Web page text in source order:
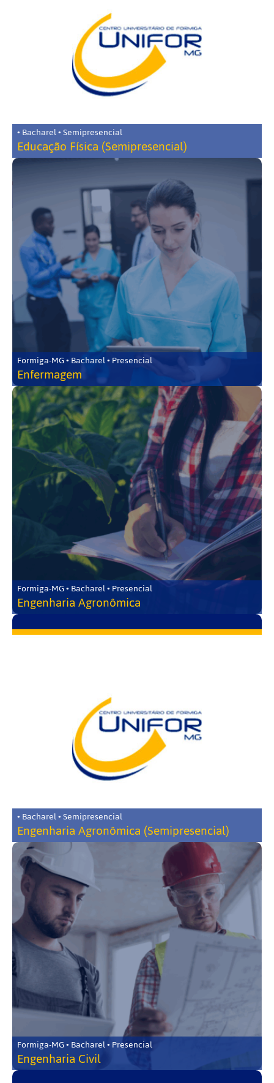
• Bacharel • Semipresencial
Educação Física (Semipresencial)
Formiga-MG • Bacharel • Presencial
Enfermagem
Formiga-MG • Bacharel • Presencial
Engenharia Agronômica
• Bacharel • Semipresencial
Engenharia Agronômica (Semipresencial)
Formiga-MG • Bacharel • Presencial
Engenharia Civil